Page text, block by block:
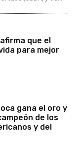
que el
para mejor
gana el oro y
de los
y del